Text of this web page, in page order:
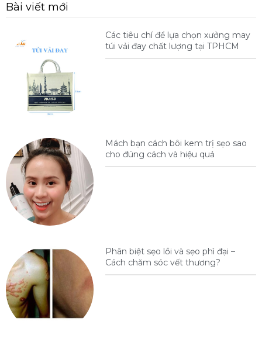
Bài viết mới
Các tiêu chí để lựa chọn xưởng may
túi vải đay chất lượng tại TPHCM
Mách bạn cách bôi kem trị sẹo sao
cho đúng cách và hiệu quả
Phân biệt sẹo lồi và sẹo phì đại –
Cách chăm sóc vết thương?